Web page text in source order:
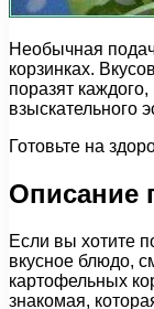
Необычная
корзинках.
поразят
взыскательного
Готовьте на
Описание
Если вы хотите
вкусное блюдо,
картофельных
знакомая,